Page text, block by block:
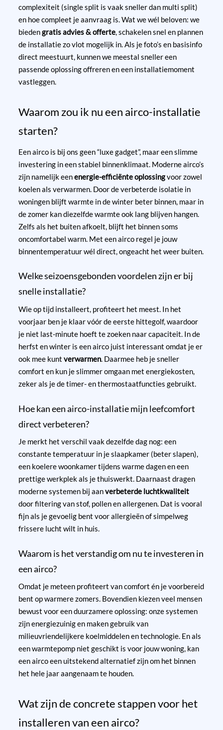
complexiteit (single split is vaak sneller dan multi split)
en hoe compleet je aanvraag is. Wat we wél beloven: we
biedengratis advies & offerte, schakelen snel en plannen
de installatie zo vlot mogelijk in. Als je foto’s en basisinfo
direct meestuurt, kunnen we meestal sneller een
passende oplossing offreren en een installatiemoment
vastleggen.
Waarom zou ik nu een airco-installatie
starten?
Een airco is bij ons geen “luxe gadget”, maar een slimme
investering in een stabiel binnenklimaat. Moderne airco’s
zijn namelijk eenenergie-efficiënte oplossingvoor zowel
koelen als verwarmen. Door de verbeterde isolatie in
woningen blijft warmte in de winter beter binnen, maar in
de zomer kan diezelfde warmte ook lang blijven hangen.
Zelfs als het buiten afkoelt, blijft het binnen soms
oncomfortabel warm. Met een airco regel je jouw
binnentemperatuur wél direct, ongeacht het weer buiten.
Welke seizoensgebonden voordelen zijn er bij
snelle installatie?
Wie op tijd installeert, profiteert het meest. In het
voorjaar ben je klaar vóór de eerste hittegolf, waardoor
je niet last-minute hoeft te zoeken naar capaciteit. In de
herfst en winter is een airco juist interessant omdat je er
ook mee kuntverwarmen. Daarmee heb je sneller
comfort en kun je slimmer omgaan met energiekosten,
zeker als je de timer- en thermostaatfuncties gebruikt.
Hoe kan een airco-installatie mijn leefcomfort
direct verbeteren?
Je merkt het verschil vaak dezelfde dag nog: een
constante temperatuur in je slaapkamer (beter slapen),
een koelere woonkamer tijdens warme dagen en een
prettige werkplek als je thuiswerkt. Daarnaast dragen
moderne systemen bij aanverbeterde luchtkwaliteit
door filtering van stof, pollen en allergenen. Dat is vooral
fijn als je gevoelig bent voor allergieën of simpelweg
frissere lucht wilt in huis.
Waarom is het verstandig om nu te investeren in
een airco?
Omdat je meteen profiteert van comfort én je voorbereid
bent op warmere zomers. Bovendien kiezen veel mensen
bewust voor een duurzamere oplossing: onze systemen
zijn energiezuinig en maken gebruik van
milieuvriendelijkere koelmiddelen en technologie. En als
een warmtepomp niet geschikt is voor jouw woning, kan
een airco een uitstekend alternatief zijn om het binnen
het hele jaar aangenaam te houden.
Wat zijn de concrete stappen voor het
installeren van een airco?